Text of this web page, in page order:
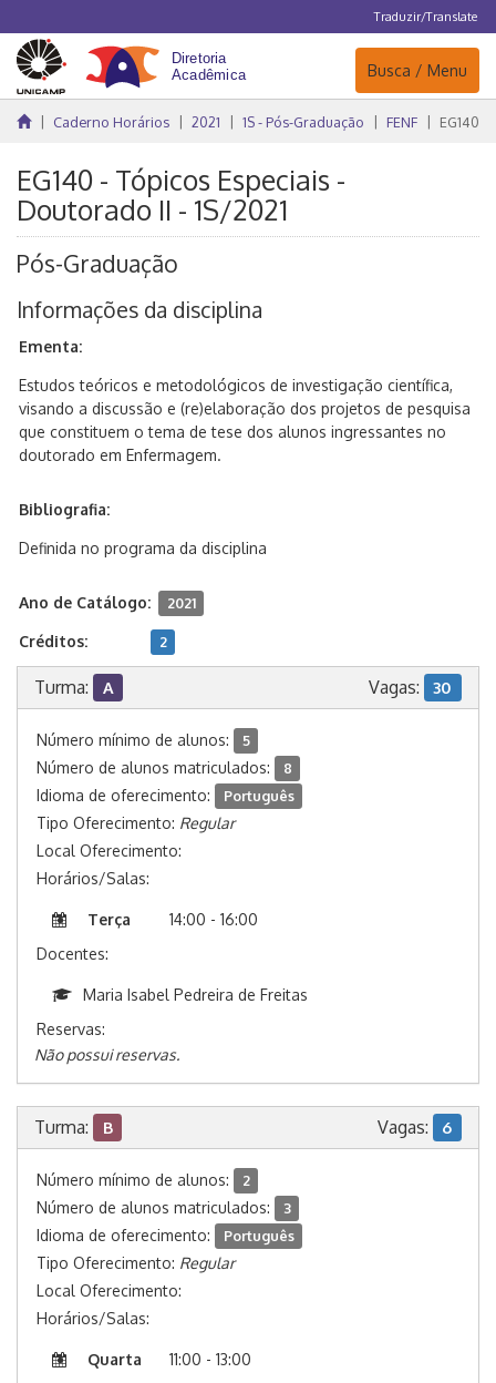
Traduzir/Translate
Navegação
Busca / Menu
Caderno Horários 2021 1S - Pós-Graduação FENF EG140
EG140 - Tópicos Especiais -
Doutorado II - 1S/2021
Pós-Graduação
Informações da disciplina
Ementa:
Estudos teóricos e metodológicos de investigação científica,
visando a discussão e (re)elaboração dos projetos de pesquisa
que constituem o tema de tese dos alunos ingressantes no
doutorado em Enfermagem.
Bibliografia:
Definida no programa da disciplina
Ano de Catálogo: 2021
Créditos: 2
Turma: A Vagas: 30
Número mínimo de alunos: 5
Número de alunos matriculados: 8
Idioma de oferecimento: Português
Tipo Oferecimento: Regular
Local Oferecimento:
Horários/Salas:
Terça
14:00 - 16:00
Docentes:
Maria Isabel Pedreira de Freitas
Reservas:
Não possui reservas.
Turma: B Vagas: 6
Número mínimo de alunos: 2
Número de alunos matriculados: 3
Idioma de oferecimento: Português
Tipo Oferecimento: Regular
Local Oferecimento:
Horários/Salas:
Quarta
11:00 - 13:00